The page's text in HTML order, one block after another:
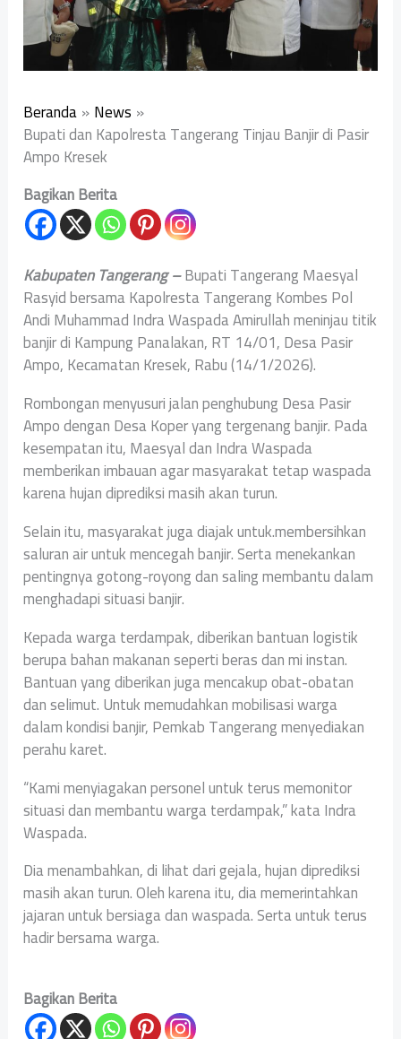
Beranda News
Bupati dan Kapolresta Tangerang Tinjau Banjir di Pasir
Ampo Kresek
Bagikan Berita
Kabupaten Tangerang –Bupati Tangerang Maesyal
Rasyid bersama Kapolresta Tangerang Kombes Pol
Andi Muhammad Indra Waspada Amirullah meninjau titik
banjir di Kampung Panalakan, RT 14/01, Desa Pasir
Ampo, Kecamatan Kresek, Rabu (14/1/2026).
Rombongan menyusuri jalan penghubung Desa Pasir
Ampo dengan Desa Koper yang tergenang banjir. Pada
kesempatan itu, Maesyal dan Indra Waspada
memberikan imbauan agar masyarakat tetap waspada
karena hujan diprediksi masih akan turun.
Selain itu, masyarakat juga diajak untuk.membersihkan
saluran air untuk mencegah banjir. Serta menekankan
pentingnya gotong-royong dan saling membantu dalam
menghadapi situasi banjir.
Kepada warga terdampak, diberikan bantuan logistik
berupa bahan makanan seperti beras dan mi instan.
Bantuan yang diberikan juga mencakup obat-obatan
dan selimut. Untuk memudahkan mobilisasi warga
dalam kondisi banjir, Pemkab Tangerang menyediakan
perahu karet.
“Kami menyiagakan personel untuk terus memonitor
situasi dan membantu warga terdampak,” kata Indra
Waspada.
Dia menambahkan, di lihat dari gejala, hujan diprediksi
masih akan turun. Oleh karena itu, dia memerintahkan
jajaran untuk bersiaga dan waspada. Serta untuk terus
hadir bersama warga.
Bagikan Berita